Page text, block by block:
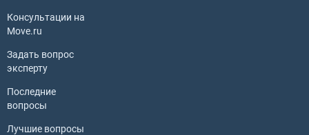
Консультации на
Move.ru
Задать вопрос
эксперту
Последние
вопросы
Лучшие вопросы